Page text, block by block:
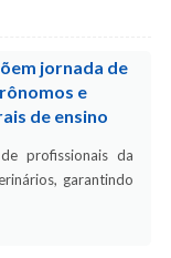
jornada de
e
de ensino
profissionais da
garantindo